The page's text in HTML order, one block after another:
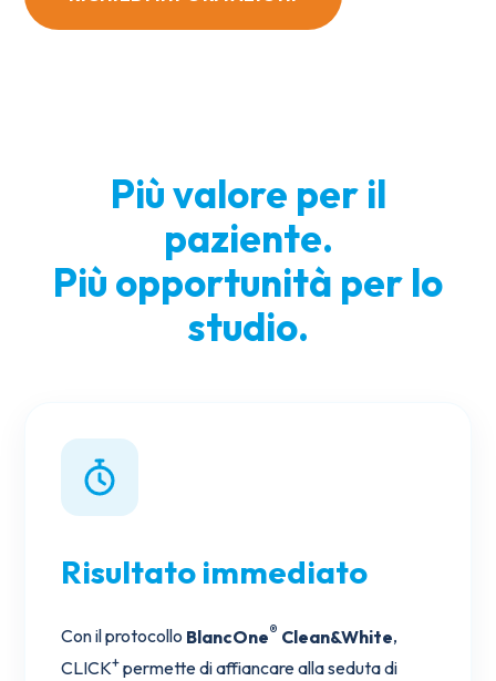
Più valore per il
paziente.
Più opportunità per lo
studio.
Risultato immediato
Con il protocollo BlancOne® Clean&White,
CLICK+permette di affiancare alla seduta di